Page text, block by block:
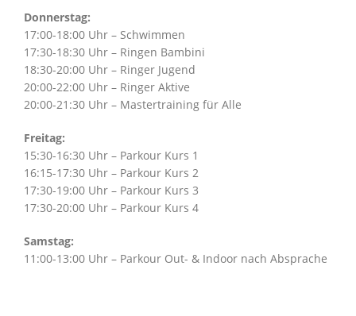
Donnerstag:
17:00-18:00 Uhr – Schwimmen
17:30-18:30 Uhr – Ringen Bambini
18:30-20:00 Uhr – Ringer Jugend
20:00-22:00 Uhr – Ringer Aktive
20:00-21:30 Uhr – Mastertraining für Alle
Freitag:
15:30-16:30 Uhr – Parkour Kurs 1
16:15-17:30 Uhr – Parkour Kurs 2
17:30-19:00 Uhr – Parkour Kurs 3
17:30-20:00 Uhr – Parkour Kurs 4
Samstag:
11:00-13:00 Uhr – Parkour Out- & Indoor nach Absprache